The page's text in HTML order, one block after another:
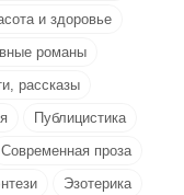
и здоровье
романы
рассказы
Публицистика
Современная проза
Эзотерика